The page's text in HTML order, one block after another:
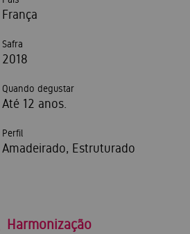
França
Safra
2018
Quando degustar
Até 12 anos.
Perfil
Amadeirado, Estruturado
Harmonização